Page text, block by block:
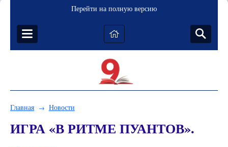
Перейти на полную версию
Главная → Новости
ИГРА «В РИТМЕ ПУАНТОВ».